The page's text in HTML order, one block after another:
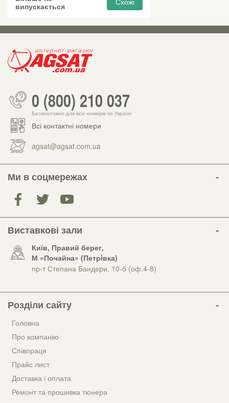
випускається
0 (800) 210 037
Безкоштовно для всіх номерів по Україні
Всі контактні номери
agsat@agsat.com.ua
Ми в соцмережах
Виставкові зали
Київ, Правий берег,
М «Почайна» (Петрiвка)
пр-т Степана Бандери, 10-б (оф.4-8)
Розділи сайту
Головна
Про компанію
Співпраця
Прайс лист
Доставка і оплата
Ремонт та прошивка тюнера